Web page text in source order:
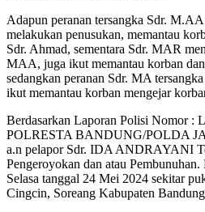
Adapun peranan tersangka Sdr. M.AA
melakukan penusukan, memantau
Sdr. Ahmad, sementara Sdr. MAR
MAA, juga ikut memantau korban
sedangkan peranan Sdr. MA
ikut memantau korban mengejar
Berdasarkan Laporan Polisi Nomor :
POLRESTA BANDUNG/POLDA
a.n pelapor Sdr. IDA ANDRAYANI
Pengeroyokan dan atau
Selasa tanggal 24 Mei 2024 sekitar
Cingcin, Soreang Kabupaten